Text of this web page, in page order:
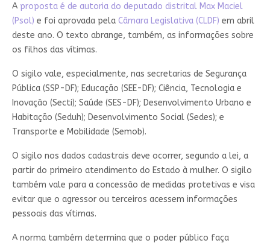
A proposta é de autoria do deputado distrital Max Maciel
(Psol) e foi aprovada pela Câmara Legislativa (CLDF) em abril
deste ano. O texto abrange, também, as informações sobre
os filhos das vítimas.
O sigilo vale, especialmente, nas secretarias de Segurança
Pública (SSP-DF); Educação (SEE-DF); Ciência, Tecnologia e
Inovação (Secti); Saúde (SES-DF); Desenvolvimento Urbano e
Habitação (Seduh); Desenvolvimento Social (Sedes); e
Transporte e Mobilidade (Semob).
O sigilo nos dados cadastrais deve ocorrer, segundo a lei, a
partir do primeiro atendimento do Estado à mulher. O sigilo
também vale para a concessão de medidas protetivas e visa
evitar que o agressor ou terceiros acessem informações
pessoais das vítimas.
A norma também determina que o poder público faça